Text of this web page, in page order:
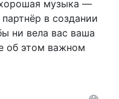
музыка —
в создании
ни вела вас ваша
об этом важном